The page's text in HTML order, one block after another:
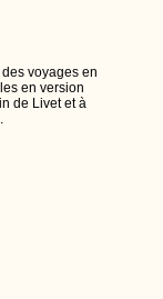
voyages en
en version
de Livet et à